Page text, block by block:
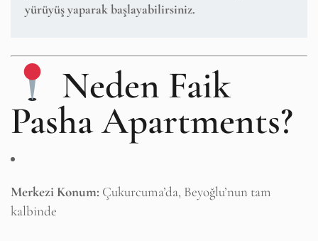
yürüyüş yaparak başlayabilirsiniz.
Neden Faik
Pasha Apartments?
Merkezi Konum: Çukurcuma’da, Beyoğlu’nun tam
kalbinde